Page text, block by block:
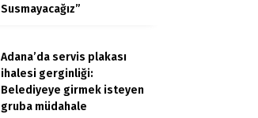
Susmayacağız”
Adana’da servis plakası
ihalesi gerginliği:
Belediyeye girmek isteyen
gruba müdahale